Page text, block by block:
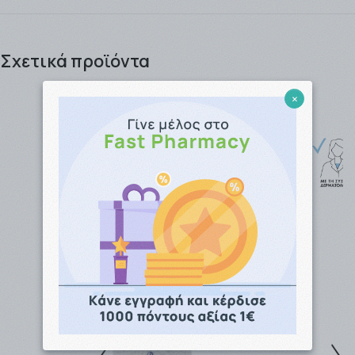
εγγεγραμμένος πελάτης κερδίζοντας πόντους προς
εξαργύρωση !! .
Τα προϊόντα μπορείτε να τα παραλάβετε είτε από το
Φαρμακείο (αυθημερόν ή την επομένη εργάσιμη), είτε
εταιρία ταχυμεταφορών
που θα επιλέξετε (ΒΟΧNOW / EASYMAIL / ACS
Η παράδοση των προϊόντων γίνεται συνήθως σε 1 - 3
εργάσιμες μέρες για αποστολές εντός Αττικής, ενώ για
απομακρυσμένες περιοχές ο χρόνος παράδοσης
μπορεί να φτάσει τις 4- 5 εργάσιμες.
Η αποστολή είναιΔΩΡΕΑΝγια ποσά
-Ανω των49,00 € ανεξαρτήτως βάρους με την BOX
Σχετικά προϊόντα
×